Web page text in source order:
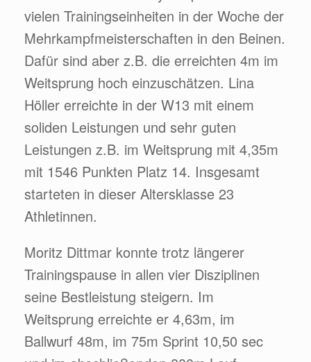
vielen Trainingseinheiten in der Woche der
Mehrkampfmeisterschaften in den Beinen.
Dafür sind aber z.B. die erreichten 4m im
Weitsprung hoch einzuschätzen. Lina
Höller erreichte in der W13 mit einem
soliden Leistungen und sehr guten
Leistungen z.B. im Weitsprung mit 4,35m
mit 1546 Punkten Platz 14. Insgesamt
starteten in dieser Altersklasse 23
Athletinnen.
Moritz Dittmar konnte trotz längerer
Trainingspause in allen vier Disziplinen
seine Bestleistung steigern. Im
Weitsprung erreichte er 4,63m, im
Ballwurf 48m, im 75m Sprint 10,50 sec